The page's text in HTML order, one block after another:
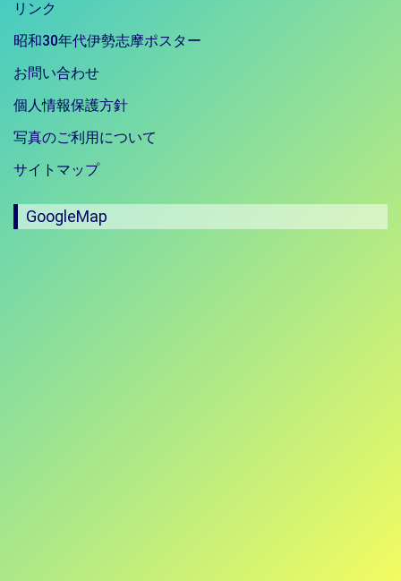
リンク
昭和30年代伊勢志摩ポスター
お問い合わせ
個人情報保護方針
写真のご利用について
サイトマップ
GoogleMap